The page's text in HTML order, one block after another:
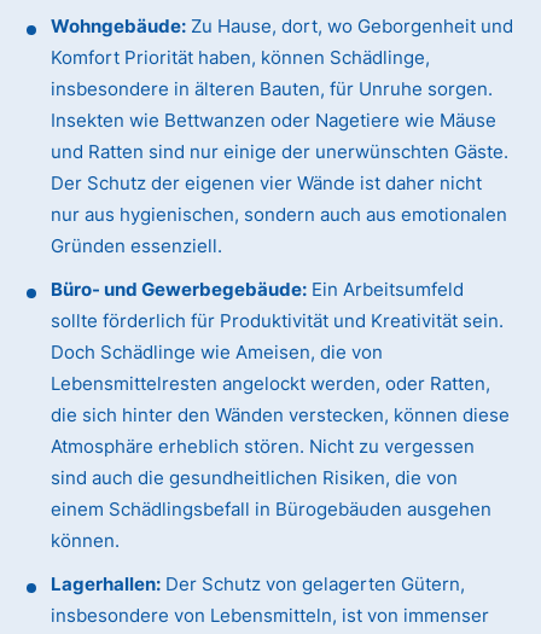
Wohngebäude: Zu Hause, dort, wo Geborgenheit und
Komfort Priorität haben, können Schädlinge,
insbesondere in älteren Bauten, für Unruhe sorgen.
Insekten wie Bettwanzen oder Nagetiere wie Mäuse
und Ratten sind nur einige der unerwünschten Gäste.
Der Schutz der eigenen vier Wände ist daher nicht
nur aus hygienischen, sondern auch aus emotionalen
Gründen essenziell.
Büro- und Gewerbegebäude: Ein Arbeitsumfeld
sollte förderlich für Produktivität und Kreativität sein.
Doch Schädlinge wie Ameisen, die von
Lebensmittelresten angelockt werden, oder Ratten,
die sich hinter den Wänden verstecken, können diese
Atmosphäre erheblich stören. Nicht zu vergessen
sind auch die gesundheitlichen Risiken, die von
einem Schädlingsbefall in Bürogebäuden ausgehen
können.
Lagerhallen: Der Schutz von gelagerten Gütern,
insbesondere von Lebensmitteln, ist von immenser